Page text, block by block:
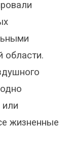
области.
или
жизненные